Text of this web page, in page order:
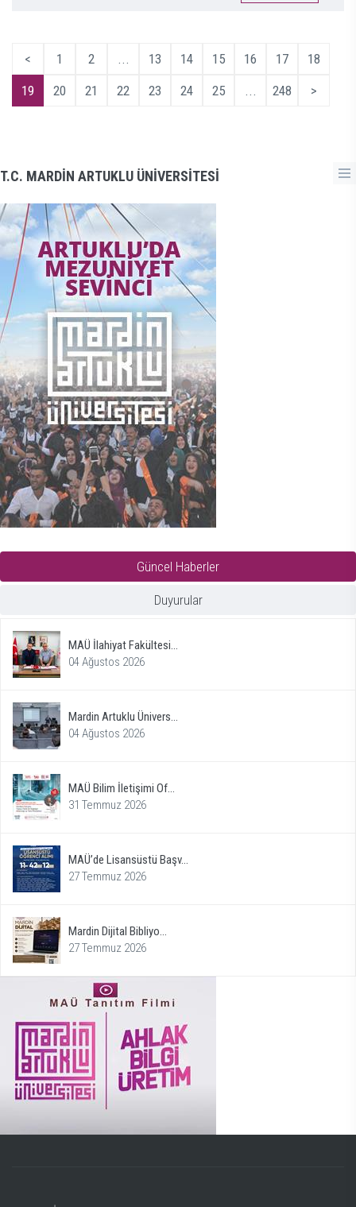
< 1 2 13 14 15 16 17
18
19
20 21 22 23 24 25 248 >
T.C. MARDİN ARTUKLU ÜNİVERSİTESİ
Güncel Haberler
Duyurular
MAÜ İlahiyat Fakültesi...
04 Ağustos 2026
Mardin Artuklu Ünivers...
04 Ağustos 2026
MAÜ Bilim İletişimi Of...
31 Temmuz 2026
MAÜ’de Lisansüstü Başv...
27 Temmuz 2026
Mardin Dijital Bibliyo...
27 Temmuz 2026